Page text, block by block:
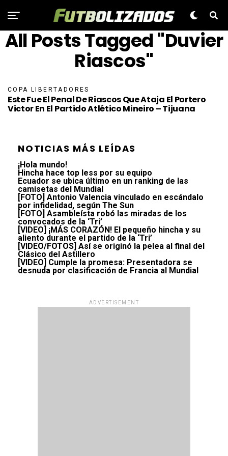
All Posts Tagged "Duvier
Riascos"
COPA LIBERTADORES
Este Fue El Penal De Riascos Que Ataja El Portero
Victor En El Partido Atlético Mineiro – Tijuana
NOTICIAS MÁS LEÍDAS
¡Hola mundo!
Hincha hace top less por su equipo
Ecuador se ubica último en un ranking de las
camisetas del Mundial
[FOTO] Antonio Valencia vinculado en escándalo
por infidelidad, según The Sun
[FOTO] Asambleísta robó las miradas de los
convocados de la ‘Tri’
[VIDEO] ¡MÁS CORAZÓN! El pequeño hincha y su
aliento durante el partido de la ‘Tri’
[VIDEO/FOTOS] Así se originó la pelea al final del
Clásico del Astillero
[VIDEO] Cumple la promesa: Presentadora se
desnuda por clasificación de Francia al Mundial
ADVERTISEMENT